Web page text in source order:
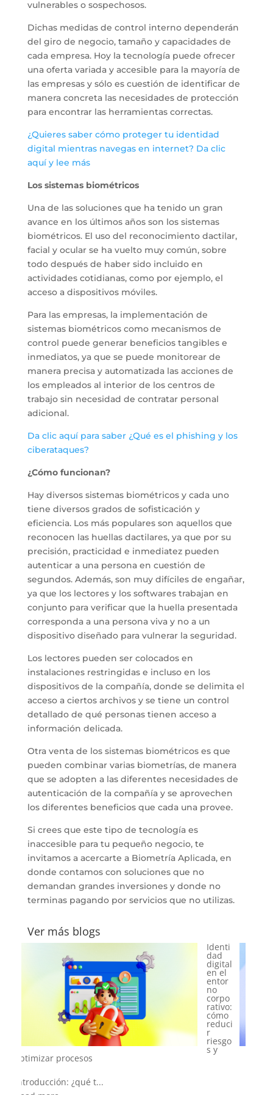
vulnerables o sospechosos.
Dichas medidas de control interno dependerán
del giro de negocio, tamaño y capacidades de
cada empresa. Hoy la tecnología puede ofrecer
una oferta variada y accesible para la mayoría de
las empresas y sólo es cuestión de identificar de
manera concreta las necesidades de protección
para encontrar las herramientas correctas.
¿Quieres saber cómo proteger tu identidad
digital mientras navegas en internet? Da clic
aquí y lee más
Los sistemas biométricos
Una de las soluciones que ha tenido un gran
avance en los últimos años son los sistemas
biométricos. El uso del reconocimiento dactilar,
facial y ocular se ha vuelto muy común, sobre
todo después de haber sido incluido en
actividades cotidianas, como por ejemplo, el
acceso a dispositivos móviles.
Para las empresas, la implementación de
sistemas biométricos como mecanismos de
control puede generar beneficios tangibles e
inmediatos, ya que se puede monitorear de
manera precisa y automatizada las acciones de
los empleados al interior de los centros de
trabajo sin necesidad de contratar personal
adicional.
Da clic aquí para saber ¿Qué es el phishing y los
ciberataques?
¿Cómo funcionan?
Hay diversos sistemas biométricos y cada uno
tiene diversos grados de sofisticación y
eficiencia. Los más populares son aquellos que
reconocen las huellas dactilares, ya que por su
precisión, practicidad e inmediatez pueden
autenticar a una persona en cuestión de
segundos. Además, son muy difíciles de engañar,
ya que los lectores y los softwares trabajan en
conjunto para verificar que la huella presentada
corresponda a una persona viva y no a un
dispositivo diseñado para vulnerar la seguridad.
Los lectores pueden ser colocados en
instalaciones restringidas e incluso en los
dispositivos de la compañía, donde se delimita el
acceso a ciertos archivos y se tiene un control
detallado de qué personas tienen acceso a
información delicada.
Otra venta de los sistemas biométricos es que
pueden combinar varias biometrías, de manera
que se adopten a las diferentes necesidades de
autenticación de la compañía y se aprovechen
los diferentes beneficios que cada una provee.
Si crees que este tipo de tecnología es
inaccesible para tu pequeño negocio, te
invitamos a acercarte a Biometría Aplicada, en
donde contamos con soluciones que no
demandan grandes inversiones y donde no
terminas pagando por servicios que no utilizas.
Ver más blogs
Onbo
ardin
g
en el
sector
financ
iero:
cómo
ganar
confia